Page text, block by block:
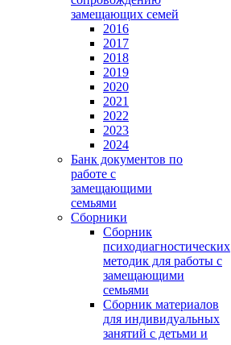
замещающих семей
2016
2017
2018
2019
2020
2021
2022
2023
2024
Банк документов по
работе с
замещающими
семьями
Сборники
Сборник
психодиагностических
методик для работы с
замещающими
семьями
Сборник материалов
для индивидуальных
занятий с детьми и